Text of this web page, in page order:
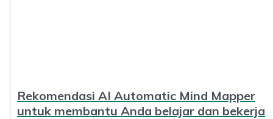
Rekomendasi AI Automatic Mind Mapper
untuk membantu Anda belajar dan bekerja